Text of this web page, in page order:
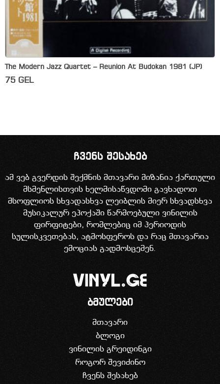
The Modern Jazz Quartet – Reunion At Budokan 1981 (JP)
75 GEL
ჩვენს შესახებ
ამ ვებ გვერდის შექმნის მთავარი მიზანია ქართული
მსმენლისთვის ხელმისაწვდომი გავხადოთ
მსოფლიოს სხვადასხვა ლეიბლის მიერ სხვადსხვა
მუსიკალურ ეპოქაში წარმოებული ვინილის
ფირფიტები, რომლებიც იმ პერიოდის
სულისკვეთებას, ატმოსფეროს და რაც მთავარია
ემოციას გადმოსცემენ.
ბმულები
მთავარი
ბლოგი
ვინილის გრეიდინგი
როგორ შევიძინო
ჩვენს შესახებ